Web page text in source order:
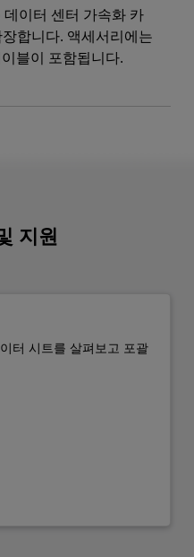
데이터 센터 가속화 카
합니다. 액세서리에는
블이 포함됩니다.
지원
터 시트를 살펴보고 포괄